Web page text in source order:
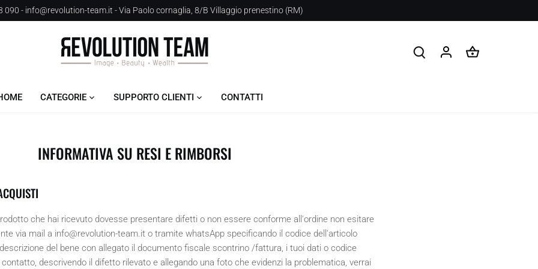
090 - info@revolution-team.it - Via Paolo cornaglia, 8/B Villaggio prenestino (RM)
CATEGORIE SUPPORTO CLIENTI CONTATTI
INFORMATIVA SU RESI E RIMBORSI
che hai ricevuto dovesse presentare difetti o non essere conforme all'ordine non esitare
via mail a info@revolution-team.it o tramite whatsApp specificando il codice dell'articolo
del bene con allegato il documento fiscale scontrino /fattura, i tuoi dati o codice
descrivendo il difetto rilevato e allegando una foto che evidenzi la problematica, verrai